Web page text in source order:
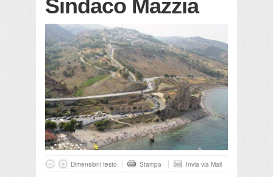
Sindaco Mazzia
Dimensioni testo Stampa Invia via Mail